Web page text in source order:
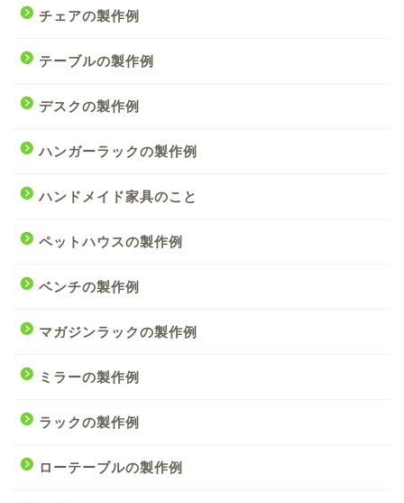
チェアの製作例
テーブルの製作例
デスクの製作例
ハンガーラックの製作例
ハンドメイド家具のこと
ペットハウスの製作例
ベンチの製作例
マガジンラックの製作例
ミラーの製作例
ラックの製作例
ローテーブルの製作例